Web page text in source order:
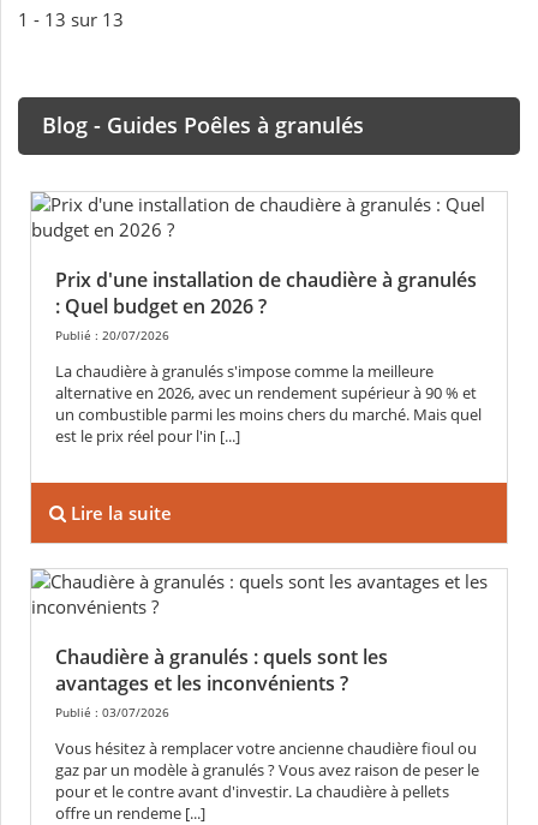
1 - 13 sur 13
Blog - Guides Poêles à granulés
Prix d'une installation de chaudière à granulés
: Quel budget en 2026 ?
Publié : 20/07/2026
La chaudière à granulés s'impose comme la meilleure
alternative en 2026, avec un rendement supérieur à 90 % et
un combustible parmi les moins chers du marché. Mais quel
est le prix réel pour l'in [...]
Lire la suite
Chaudière à granulés : quels sont les
avantages et les inconvénients ?
Publié : 03/07/2026
Vous hésitez à remplacer votre ancienne chaudière fioul ou
gaz par un modèle à granulés ? Vous avez raison de peser le
pour et le contre avant d'investir. La chaudière à pellets
offre un rendeme [...]